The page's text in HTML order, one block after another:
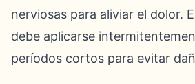
nerviosas para aliviar el dolor.
debe aplicarse
períodos cortos para evitar